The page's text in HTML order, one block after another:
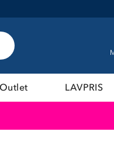
LAVPRIS